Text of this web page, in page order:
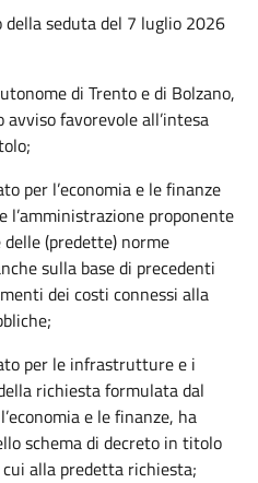
della seduta del 7 luglio 2026
di Trento e di Bolzano,
avviso favorevole all’intesa
per l’economia e le finanze
l’amministrazione proponente
delle (predette) norme
sulla base di precedenti
dei costi connessi alla
per le infrastrutture e i
richiesta formulata dal
e le finanze, ha
schema di decreto in titolo
alla predetta richiesta;